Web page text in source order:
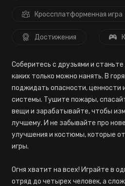
Кроссплатформенная игра
Достижения
Соберитесь с друзьями и
каких только можно нанять. В
поджидать опасности, ценности
системы. Тушите пожары,
вещи и зарабатывайте, чтобы
лучшему. И не забывайте про
улучшения и костюмы, которые
игры.
Огня хватит на всех! Играйте в
отряд до четырех человек, а